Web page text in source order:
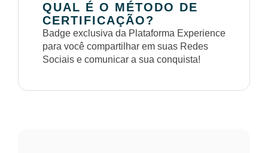
QUAL É O MÉTODO DE
CERTIFICAÇÃO?
Badge exclusiva da Plataforma Experience
para você compartilhar em suas Redes
Sociais e comunicar a sua conquista!